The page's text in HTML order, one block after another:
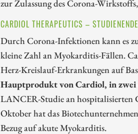
zur Zulassung des Corona-
CARDIOL THERAPEUTICS –
Durch Corona-Infektionen kann es
kleine Zahl an Myokarditis-Fällen.
Herz-Kreislauf-Erkrankungen auf
Hauptprodukt von Cardiol, in zwei
LANCER-Studie an hospitalisierten
Oktober hat das
Bezug auf akute Myokarditis.